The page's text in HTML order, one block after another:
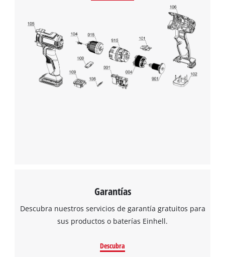
Garantías
Descubra nuestros servicios de garantía gratuitos para
sus productos o baterías Einhell.
Descubra